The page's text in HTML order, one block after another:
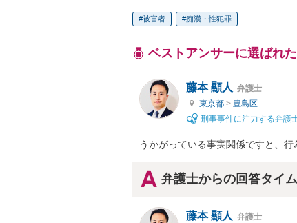
被害者 痴漢・性犯罪
ベストアンサーに選ばれ
藤本 顯人 弁護士
東京都 > 豊島区
刑事事件に注力する弁護
うかがっている事実関係ですと、
弁護士からの回答タイ
藤本 顯人 弁護士